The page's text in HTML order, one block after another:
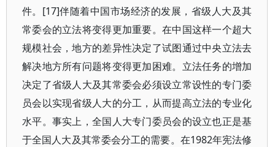
件。[17]伴随着中国市场经济的发展，省级人大及其
常委会的立法将变得更加重要。在中国这样一个超大
规模社会，地方的差异性决定了试图通过中央立法去
解决地方所有问题将变得更加困难。立法任务的增加
决定了省级人大及其常委会必须设立常设性的专门委
员会以实现省级人大的分工，从而提高立法的专业化
水平。事实上，全国人大专门委员会的设立也正是基
于全国人大及其常委会分工的需要。在1982年宪法修